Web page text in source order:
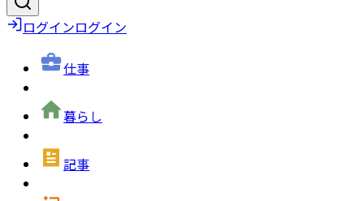
ログインログイン
仕事
暮らし
記事